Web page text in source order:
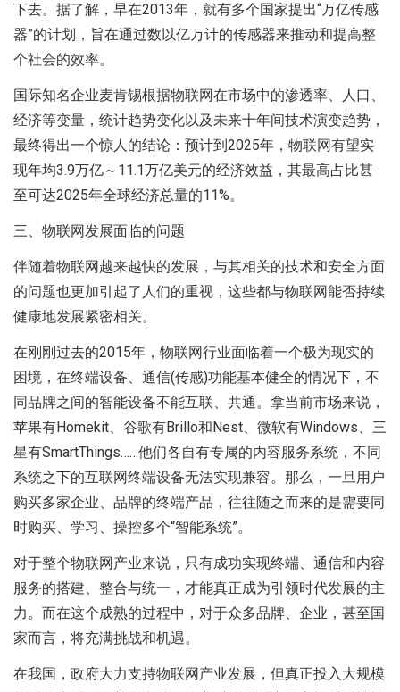
下去。据了解，早在2013年，就有多个国家提出“万亿传感
器”的计划，旨在通过数以亿万计的传感器来推动和提高整
个社会的效率。
国际知名企业麦肯锡根据物联网在市场中的渗透率、人口、
经济等变量，统计趋势变化以及未来十年间技术演变趋势，
最终得出一个惊人的结论：预计到2025年，物联网有望实
现年均3.9万亿～11.1万亿美元的经济效益，其最高占比甚
至可达2025年全球经济总量的11%。
三、物联网发展面临的问题
伴随着物联网越来越快的发展，与其相关的技术和安全方面
的问题也更加引起了人们的重视，这些都与物联网能否持续
健康地发展紧密相关。
在刚刚过去的2015年，物联网行业面临着一个极为现实的
困境，在终端设备、通信(传感)功能基本健全的情况下，不
同品牌之间的智能设备不能互联、共通。拿当前市场来说，
苹果有Homekit、谷歌有Brillo和Nest、微软有Windows、三
星有SmartThings……他们各自有专属的内容服务系统，不同
系统之下的互联网终端设备无法实现兼容。那么，一旦用户
购买多家企业、品牌的终端产品，往往随之而来的是需要同
时购买、学习、操控多个“智能系统”。
对于整个物联网产业来说，只有成功实现终端、通信和内容
服务的搭建、整合与统一，才能真正成为引领时代发展的主
力。而在这个成熟的过程中，对于众多品牌、企业，甚至国
家而言，将充满挑战和机遇。
在我国，政府大力支持物联网产业发展，但真正投入大规模